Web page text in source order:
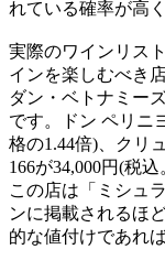
れている確率が高
実際のワインリス
インを楽しむべき
ダン・ベトナミー
です。ドン ペリニ
格の1.44倍)、クリ
166が34,000円(税
この店は「ミシュ
ンに掲載されるほ
的な値付けであれ